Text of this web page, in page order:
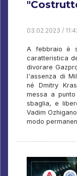
03.02.2023 /
A febbraio è
caratteristica
divorare
l'assenza di
né Dmitry
messa a
sbaglia, e
Vadim
modo